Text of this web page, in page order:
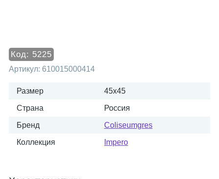
Код: 5225
Артикул: 610015000414
Размер 45x45
Страна Россия
Бренд Coliseumgres
Коллекция Impero